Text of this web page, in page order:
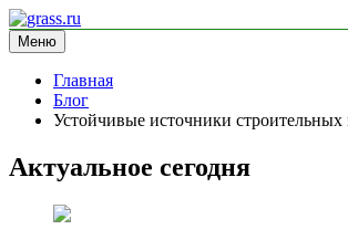
Перейти
к
содержимому
grass.ru
блог про экологию
Меню
Главная
Блог
Устойчивые источники строительных
Актуальное сегодня